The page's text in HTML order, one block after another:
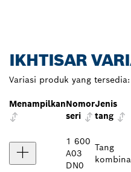
IKHTISAR
Variasi produk yang tersedia:
MenampilkanNomor
seri
Jenis
tang
1 600
A03
DN0
Tang